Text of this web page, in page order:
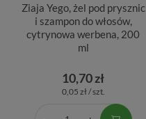
Ziaja Yego, żel pod prysznic
i szampon do włosów,
cytrynowa werbena, 200
ml
10,70 zł
0,05 zł / szt.